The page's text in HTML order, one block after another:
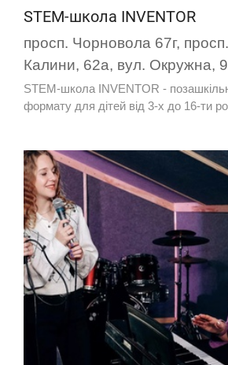
STEM-школа INVENTOR
просп. Чорновола 67г,
Калини, 62а, вул. Окружна,
STEM-школа INVENTOR -
формату для дітей від 3-х до 16-ти